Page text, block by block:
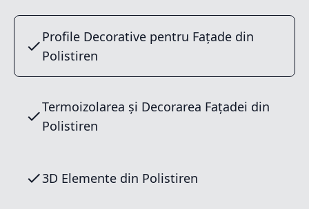
Profile Decorative pentru Fațade din
Polistiren
Termoizolarea și Decorarea Fațadei din
Polistiren
3D Elemente din Polistiren